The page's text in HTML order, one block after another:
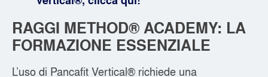
RAGGI METHOD® ACADEMY: LA
FORMAZIONE ESSENZIALE
L’uso di Pancafit Vertical® richiede una